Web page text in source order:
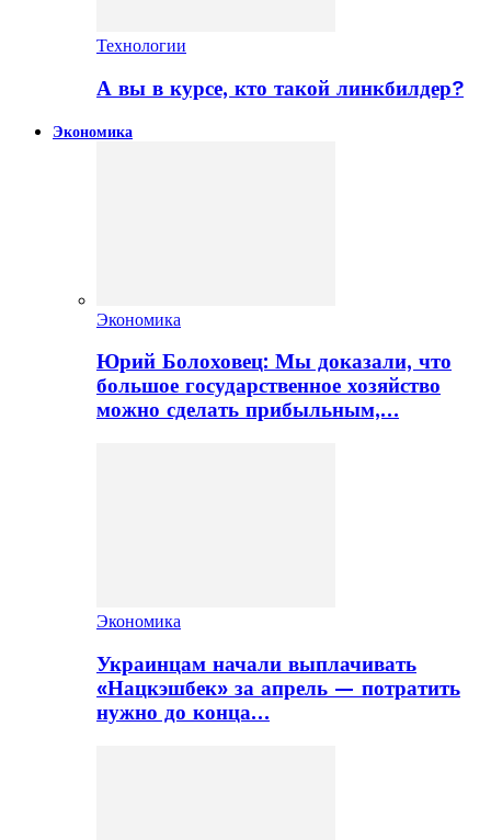
Технологии
А вы в курсе, кто такой линкбилдер?
Экономика
Экономика
Юрий Болоховец: Мы доказали, что
большое государственное хозяйство
можно сделать прибыльным,…
Экономика
Украинцам начали выплачивать
«Нацкэшбек» за апрель — потратить
нужно до конца…